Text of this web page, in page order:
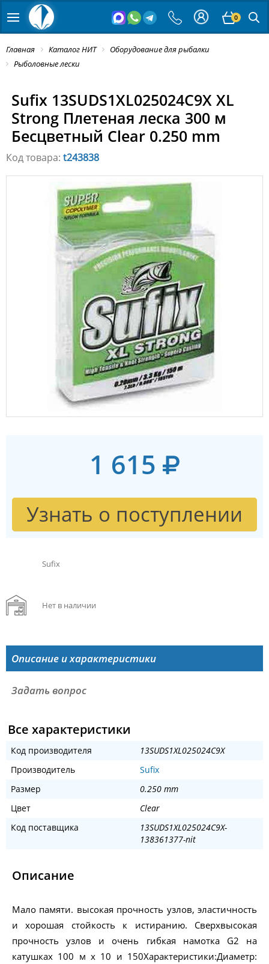
0
Главная Каталог НИТ
Оборудование для рыбалки
Рыболовные лески
Sufix 13SUDS1XL025024C9X XL
Strong Плетеная леска 300 м
Бесцветный Clear 0.250 mm
Код товара: t243838
1 615
Узнать о поступлении
Sufix
Нет в наличии
Описание и характеристики
Задать вопрос
Все характеристики
Код производителя
13SUDS1XL025024C9X
Производитель
Sufix
Размер
0.250 mm
Цвет
Clear
Код поставщика
13SUDS1XL025024C9X-
138361377-nit
Описание
Мало памяти. высокая прочность узлов, эластичность
и хорошая стойкость к истиранию. Сверхвысокая
прочность узлов и очень гибкая намотка G2 на
катушках 100 м x 10 и 150Характеристики:Диаметр: